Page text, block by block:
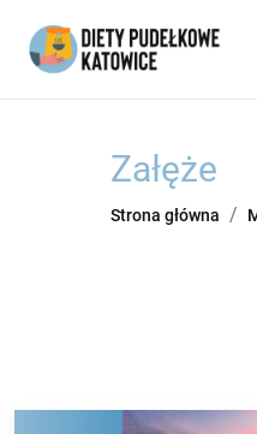
Załęże
Strona główna